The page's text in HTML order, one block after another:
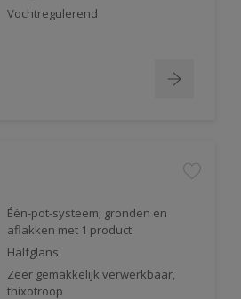
Vochtregulerend
Één-pot-systeem; gronden en
aflakken met 1 product
Halfglans
Zeer gemakkelijk verwerkbaar,
thixotroop